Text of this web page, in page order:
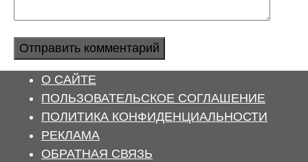
О САЙТЕ
ПОЛЬЗОВАТЕЛЬСКОЕ СОГЛАШЕНИЕ
ПОЛИТИКА КОНФИДЕНЦИАЛЬНОСТИ
РЕКЛАМА
ОБРАТНАЯ СВЯЗЬ